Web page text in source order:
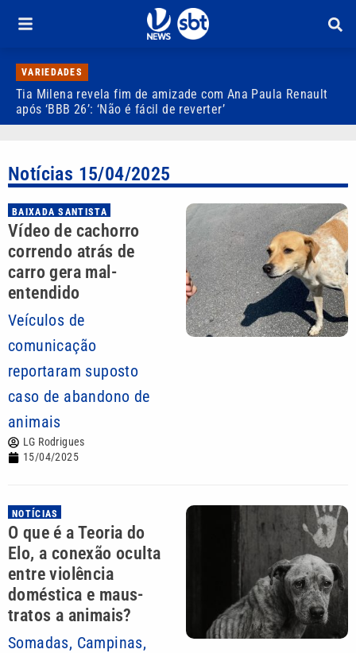
VARIEDADES
Tia Milena revela fim de amizade com Ana Paula Renault
após ‘BBB 26’: ‘Não é fácil de reverter’
Notícias 15/04/2025
BAIXADA SANTISTA
Vídeo de cachorro
correndo atrás de
carro gera mal-
entendido
Veículos de
comunicação
reportaram suposto
caso de abandono de
animais
LG Rodrigues
15/04/2025
NOTÍCIAS
O que é a Teoria do
Elo, a conexão oculta
entre violência
doméstica e maus-
tratos a animais?
Somadas, Campinas,